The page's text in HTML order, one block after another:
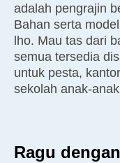
adalah pengrajin
Bahan serta
lho. Mau tas dari
semua tersedia
untuk pesta,
sekolah anak-
Ragu